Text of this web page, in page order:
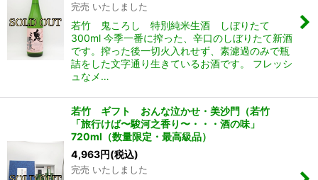
完売 いたしました
若竹 鬼ころし 特別純米生酒 しぼりたて
300ml 今季一番に搾った、辛口のしぼりたて新酒
です。搾った後一切火入れせず、素濾過のみで瓶
詰をした文字通り生きているお酒です。 フレッシ
ュなメ…
若竹 ギフト おんな泣かせ・美沙門（若竹
「旅行けば〜駿河之香り〜・・・酒の味」
720ml（数量限定・最高級品）
4,963円(税込)
完売 いたしました